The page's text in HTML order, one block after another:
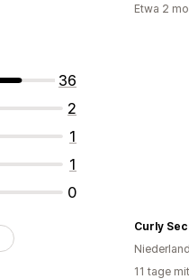
36
2
1
1
0
Etwa 2
Curly
11 tage